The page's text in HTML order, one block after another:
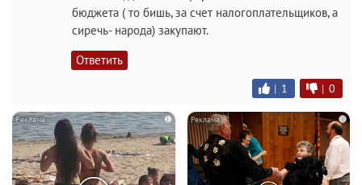
бюджета ( то бишь, за счет налогоплательщиков, а
сиречь- народа) закупают.
Ответить
| 1 | 0
i i